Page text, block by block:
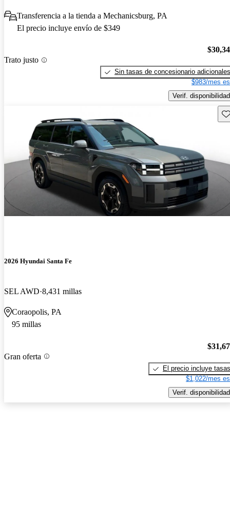
Transferencia a la tienda a Mechanicsburg, PA
El precio incluye envío de $349
Trato justo
Sin tasas de concesionario adicionales
$983/mes
Verif. disponibilidad
2026 Hyundai Santa Fe
SEL AWD 8,431 millas
Coraopolis, PA
95 millas
Gran oferta
El precio incluye tasas
$1,022/mes
Verif. disponibilidad